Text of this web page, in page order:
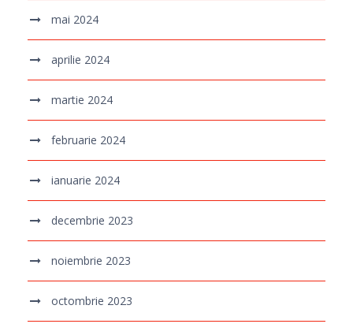
mai 2024
aprilie 2024
martie 2024
februarie 2024
ianuarie 2024
decembrie 2023
noiembrie 2023
octombrie 2023